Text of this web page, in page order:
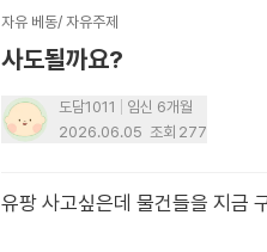
자유 베동/ 자유주제
사도될까요?
도담1011
임신 6개월
2026.06.05 조회 277
유팡 사고싶은데 물건들을 지금